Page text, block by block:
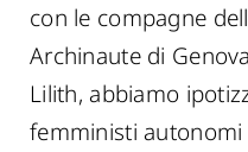
con le compagne
Archinaute di
Lilith, abbiamo
femministi autonomi